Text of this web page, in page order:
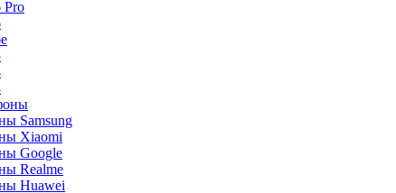
Pro
Samsung
Xiaomi
Google
Realme
Huawei